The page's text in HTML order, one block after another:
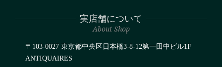
実店舗について
About Shop
〒103-0027 東京都中央区日本橋3-8-12第一田中ビル1F
ANTIQUAIRES